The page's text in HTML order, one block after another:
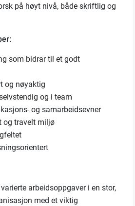
på høyt nivå, både skriftlig og
som bidrar til et godt
og nøyaktig
og i team
og samarbeidsevner
og travelt miljø
arbeidsoppgaver i en stor,
med et viktig